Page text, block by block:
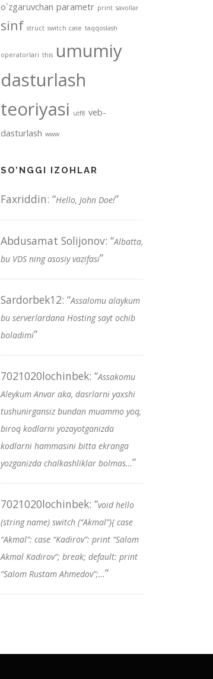
o`zgaruvchan parametr print savollar
sinf struct switch case taqqoslash
operatorlari this umumiy
dasturlash
teoriyasi utf8 veb-
dasturlash www
SO’NGGI IZOHLAR
Faxriddin: “Hello, John Doe!”
Abdusamat Solijonov: “Albatta,
bu VDS ning asosiy vazifasi”
Sardorbek12: “Assalomu alaykum
bu serverlardana Hosting sayt ochib
boladimi”
7021020lochinbek: “Assakomu
Aleykum Anvar aka, dasrlarni yaxshi
tushunirgansiz bundan muammo yoq,
biroq kodlarni yozayotganizda
kodlarni hammasini bitta ekranga
yozganizda chalkashliklar bolmas…”
7021020lochinbek: “void hello
(string name) switch (“Akmal”){ case
“Akmal”: case “Kadirov”: print “Salom
Akmal Kadirov”; break; default: print
“Salom Rustam Ahmedov”;…”